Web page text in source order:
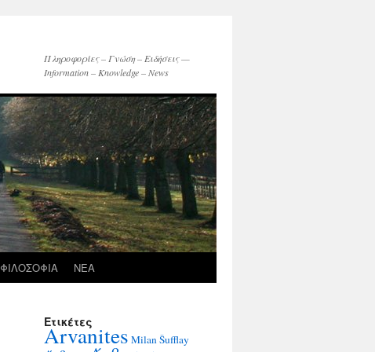
Πληροφορίες – Γνώση – Ειδήσεις —
Information – Knowledge – News
ΦΙΛΟΣΟΦΙΑ ΝΕΑ
Ετικέτες
Arvanites Milan Šufflay